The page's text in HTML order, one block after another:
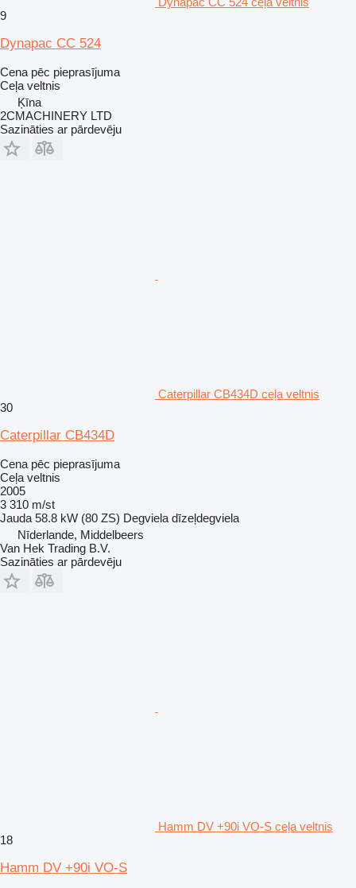
9
Dynapac CC 524
Cena pēc pieprasījuma
Ceļa veltnis
Ķīna
2CMACHINERY LTD
Sazināties ar pārdevēju
Caterpillar CB434D ceļa veltnis
30
Caterpillar CB434D
Cena pēc pieprasījuma
Ceļa veltnis
2005
3 310 m/st
Jauda 58.8 kW (80 ZS) Degviela dīzeļdegviela
Nīderlande, Middelbeers
Van Hek Trading B.V.
Sazināties ar pārdevēju
Hamm DV +90i VO-S ceļa veltnis
18
Hamm DV +90i VO-S